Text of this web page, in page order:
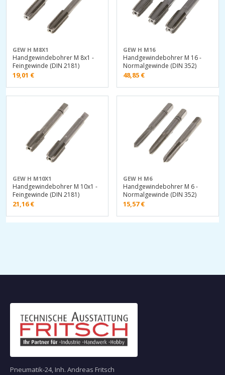
GEW H M8X1
Handgewindebohrer M 8x1 -
Feingewinde (DIN 2181)
19,01 €
GEW H M16
Handgewindebohrer M 16 -
Normalgewinde (DIN 352)
48,85 €
GEW H M10X1
Handgewindebohrer M 10x1 -
Feingewinde (DIN 2181)
21,16€
GEW H M6
Handgewindebohrer M 6 -
Normalgewinde (DIN 352)
15,57€
Pneumatik-24, Inh. Andreas Fritsch